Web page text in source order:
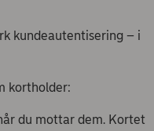
kundeautentisering – i
kortholder:
du mottar dem. Kortet